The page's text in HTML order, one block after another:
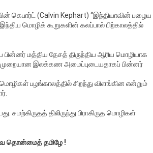
கெபார்ட் (Calvin Kephart) ‘‘இந்தியாவின் பழைய
மொழிக் கூறுகளின் கலப்பால் பிற்காலத்தில்
மத்திய தேசத் திருந்திய ஆரிய மொழியாக
முறையான இலக்கண அமைப்புடையதாகப் பின்னர்
பழங்காலத்தில் சிறந்து விளங்கின என்றும்
சமற்கிருதத் திலிருந்து பிராகிருத மொழிகள்
தொன்மைத் தமிழே !